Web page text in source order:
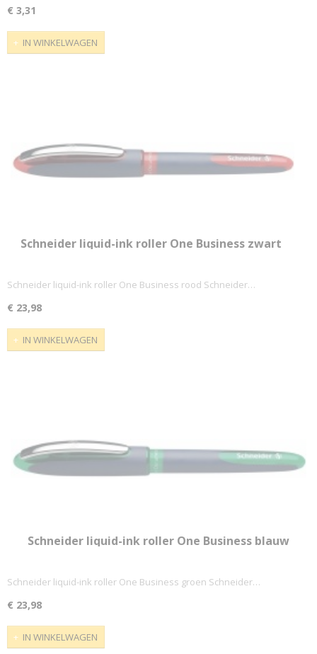
€ 3,31
IN WINKELWAGEN
Schneider liquid-ink roller One Business zwart
Schneider liquid-ink roller One Business rood Schneider…
€ 23,98
IN WINKELWAGEN
Schneider liquid-ink roller One Business blauw
Schneider liquid-ink roller One Business groen Schneider…
€ 23,98
IN WINKELWAGEN